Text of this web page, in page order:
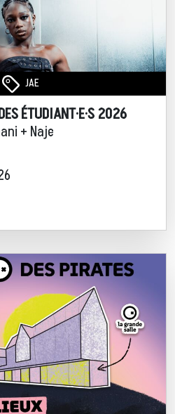
JAE
ÉTUDIANT·E·S 2026
+ Naje